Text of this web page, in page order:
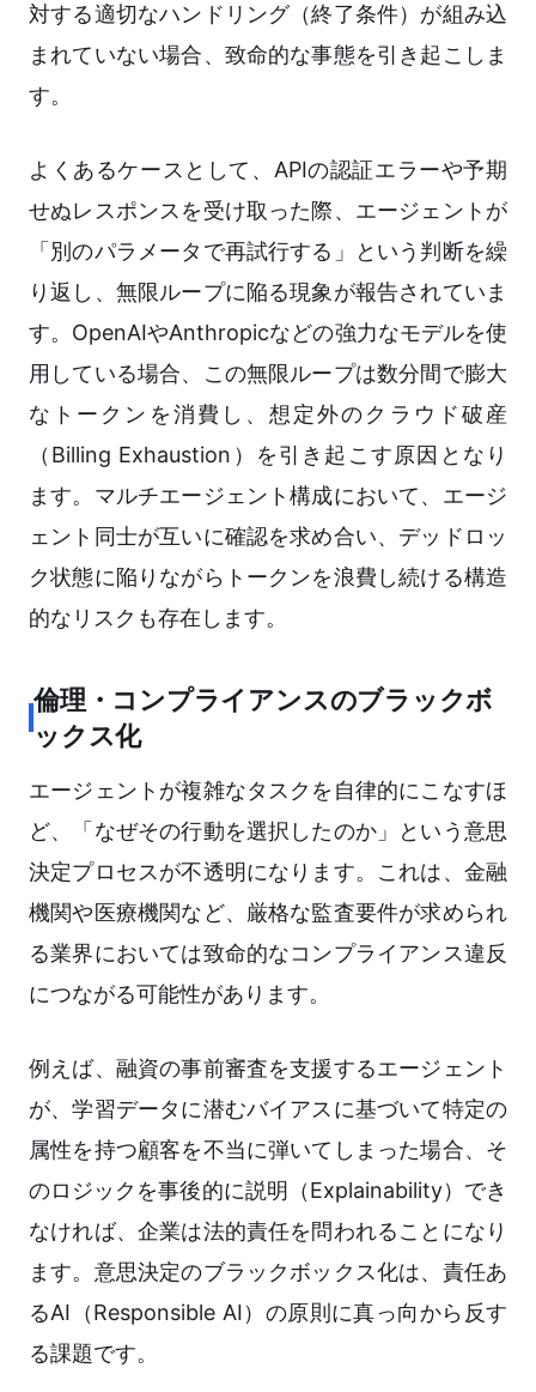
対する適切なハンドリング（終了条件）が組み込
まれていない場合、致命的な事態を引き起こしま
す。
よくあるケースとして、APIの認証エラーや予期
せぬレスポンスを受け取った際、エージェントが
「別のパラメータで再試行する」という判断を繰
り返し、無限ループに陥る現象が報告されていま
す。OpenAIやAnthropicなどの強力なモデルを使
用している場合、この無限ループは数分間で膨大
なトークンを消費し、想定外のクラウド破産
（Billing Exhaustion）を引き起こす原因となり
ます。マルチエージェント構成において、エージ
ェント同士が互いに確認を求め合い、デッドロッ
ク状態に陥りながらトークンを浪費し続ける構造
的なリスクも存在します。
倫理・コンプライアンスのブラックボ
ックス化
エージェントが複雑なタスクを自律的にこなすほ
ど、「なぜその行動を選択したのか」という意思
決定プロセスが不透明になります。これは、金融
機関や医療機関など、厳格な監査要件が求められ
る業界においては致命的なコンプライアンス違反
につながる可能性があります。
例えば、融資の事前審査を支援するエージェント
が、学習データに潜むバイアスに基づいて特定の
属性を持つ顧客を不当に弾いてしまった場合、そ
のロジックを事後的に説明（Explainability）でき
なければ、企業は法的責任を問われることになり
ます。意思決定のブラックボックス化は、責任あ
るAI（Responsible AI）の原則に真っ向から反す
る課題です。